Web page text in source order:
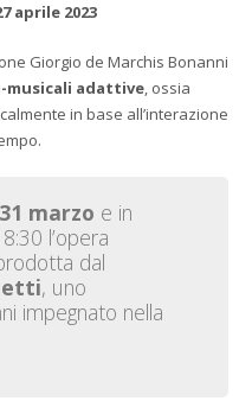
aprile 2023
Giorgio de Marchis Bonanni
musicali adattive, ossia
in base all’interazione
31 marzo e in
l’opera
dal
, uno
impegnato nella